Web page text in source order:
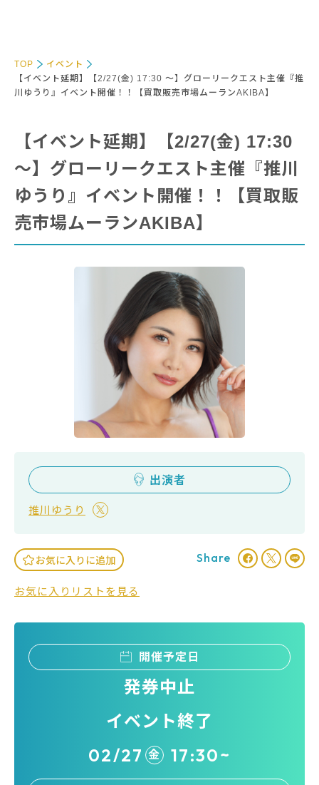
TOP
イベント
【イベント延期】【2/27(金) 17:30 〜】グローリークエスト主催『推
川ゆうり』イベント開催！！【買取販売市場ムーランAKIBA】
【イベント延期】【2/27(金) 17:30
〜】グローリークエスト主催『推川
ゆうり』イベント開催！！【買取販
売市場ムーランAKIBA】
出演者
推川ゆうり
お気に入りに追加
お気に入りリストを見る
Share
開催予定日
発券中止
イベント終了
02/27 金 17:30~